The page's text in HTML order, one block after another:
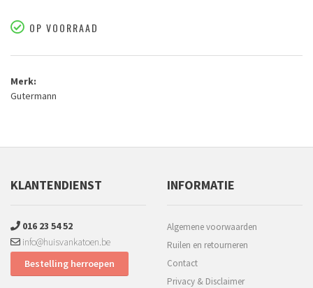
OP VOORRAAD
Merk:
Gutermann
KLANTENDIENST
016 23 54 52
info@huisvankatoen.be
Bestelling herroepen
INFORMATIE
Algemene voorwaarden
Ruilen en retourneren
Contact
Privacy & Disclaimer